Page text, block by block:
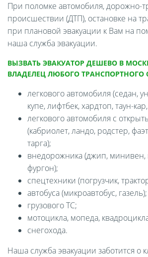
При поломке автомобиля, дорожно-
происшествии (ДТП), остановке на
при плановой эвакуации к Вам на
наша служба эвакуации.
ВЫЗВАТЬ ЭВАКУАТОР ДЕШЕВО В
ВЛАДЕЛЕЦ ЛЮБОГО ТРАНСПОРТНОГО
легкового автомобиля (седан,
купе, лифтбек, хардтоп, таун-
легкового автомобиля с
(кабриолет, ландо, родстер,
тарга);
внедорожника (джип, минивен,
фургон);
спецтехники (погрузчик,
автобуса (микроавтобус, газель);
грузового ТС;
мотоцикла, мопеда,
снегохода.
Наша служба эвакуации заботится о